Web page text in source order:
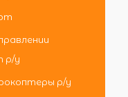
р/у
р/у